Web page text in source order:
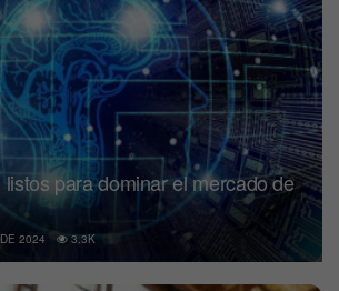
para dominar el mercado de
2024 3.3K